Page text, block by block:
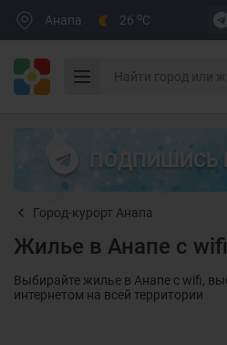
Анапа 26 oC
ПОДПИШИСЬ
Город-курорт Анапа
Жилье в Анапе с wifi
Выбирайте жилье в Анапе с wifi,
интернетом на всей территории